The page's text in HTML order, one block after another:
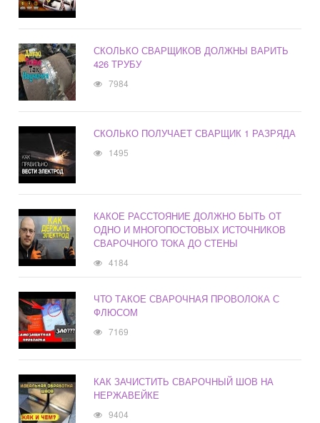
СКОЛЬКО СВАРЩИКОВ ДОЛЖНЫ ВАРИТЬ
426 ТРУБУ
7984
СКОЛЬКО ПОЛУЧАЕТ СВАРЩИК 1 РАЗРЯДА
1495
КАКОЕ РАССТОЯНИЕ ДОЛЖНО БЫТЬ ОТ
ОДНО И МНОГОПОСТОВЫХ ИСТОЧНИКОВ
СВАРОЧНОГО ТОКА ДО СТЕНЫ
4184
ЧТО ТАКОЕ СВАРОЧНАЯ ПРОВОЛОКА С
ФЛЮСОМ
7169
КАК ЗАЧИСТИТЬ СВАРОЧНЫЙ ШОВ НА
НЕРЖАВЕЙКЕ
9404